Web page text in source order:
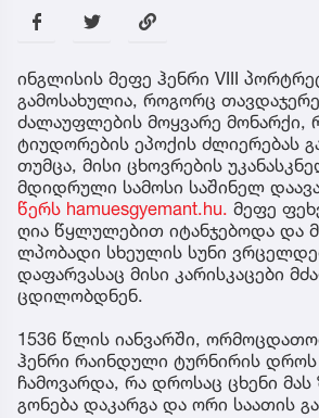
ინგლისის მეფე ჰენრი VIII
გამოსახულია, როგორც
ძალაუფლების მოყვარე მონარქი,
ტიუდორების ეპოქის ძლიერებას
თუმცა, მისი ცხოვრების
მდიდრული სამოსი საშინელ
წერს hamuesgyemant.hu. მეფე
ღია წყლულებით იტანჯებოდა და
ლპობადი სხეულის სუნი
დაფარვასაც მისი კარისკაცები
ცდილობდნენ.
1536 წლის იანვარში,
ჰენრი რაინდული ტურნირის დროს
ჩამოვარდა, რა დროსაც ცხენი მას
გონება დაკარგა და ორი საათის